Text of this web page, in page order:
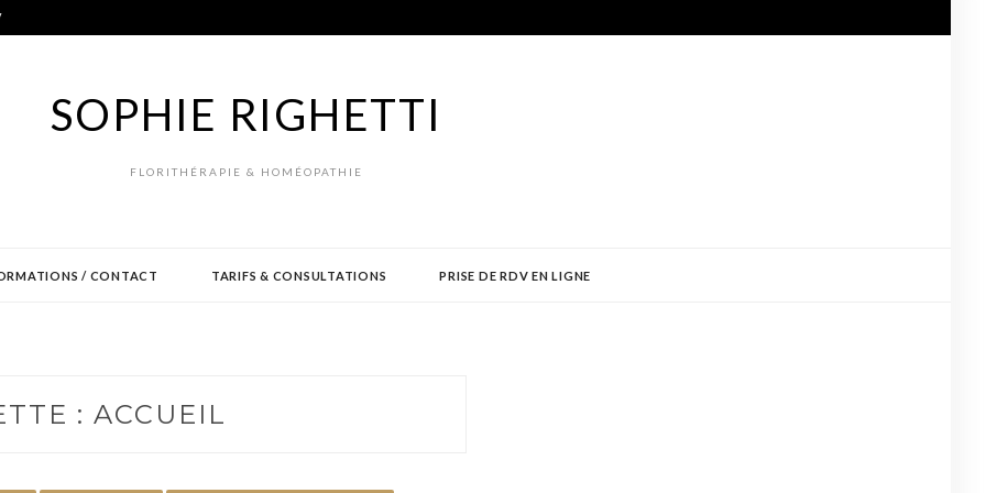
SOPHIE RIGHETTI
FLORITHÉRAPIE & HOMÉOPATHIE
/ CONTACT TARIFS & CONSULTATIONS PRISE DE RDV EN LIGNE
: ACCUEIL